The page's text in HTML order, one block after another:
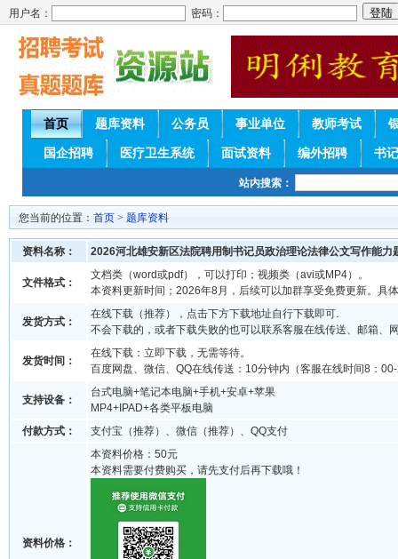
用户名： 密码：
首页 题库资料 公务员 事业单位 教师考试
国企招聘 医疗卫生系统 面试资料 编外招聘 书
站内搜索：
您当前的位置： 首页 > 题库资料
资料名称： 2026河北雄安新区法院聘用制书记员政治理论法律公文写作能力
文件格式：
文档类（word或pdf），可以打印；视频类（avi或MP4）。
本资料更新时间；2026年8月，后续可以加群享受免费更新。具
发货方式：
在线下载（推荐），点击下方下载地址自行下载即可.
不会下载的，或者下载失败的也可以联系客服在线传送、邮箱、
发货时间：
在线下载：立即下载，无需等待。
百度网盘、微信、QQ在线传送：10分钟内（客服在线时间8：
支持设备：
台式电脑+笔记本电脑+手机+安卓+苹果
MP4+IPAD+各类平板电脑
付款方式：
支付宝（推荐）、微信（推荐）、QQ支付
资料价格：
本资料价格：50元
本资料需要付费购买，请先支付后再下载哦！